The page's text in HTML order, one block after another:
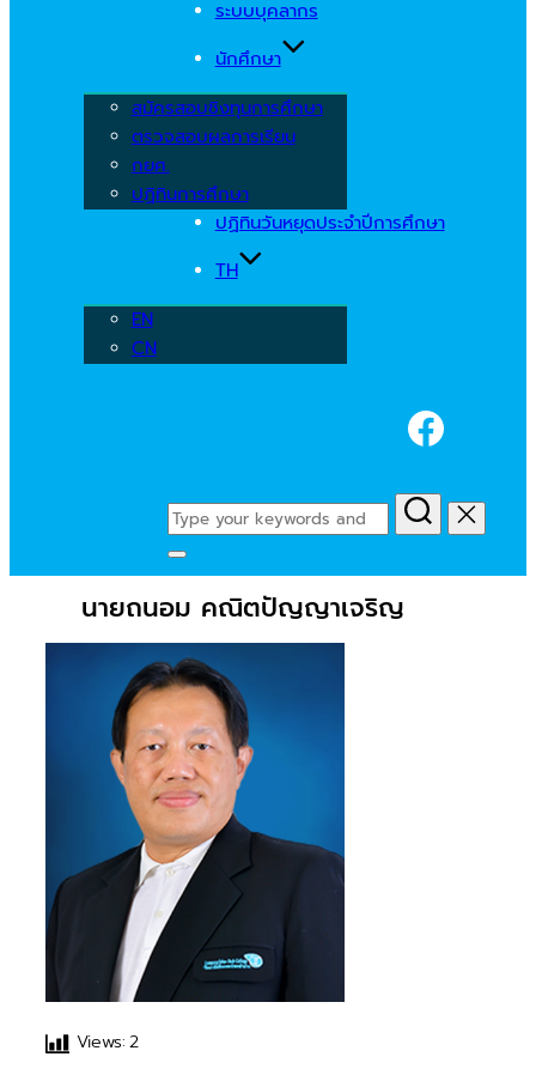
ระบบบุคลากร
นักศึกษา
สมัครสอบชิงทุนการศึกษา
ตรวจสอบผลการเรียน
กยศ.
ปฏิทินการศึกษา
ปฏิทินวันหยุดประจำปีการศึกษา
TH
EN
CN
Search
for:
Toggle
&
navigation
นายถนอม คณิตปัญญาเจริญ
Views:2